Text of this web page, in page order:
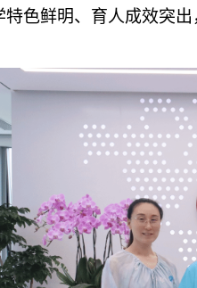
色鲜明、育人成效突